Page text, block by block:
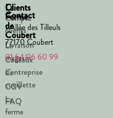
La
Ferme
de
Coubert
Le
magasin
La
cueillette
La
ferme
Clients
Compte
clients
Livraison
Cadeaux
d’entreprise
CGV
FAQ
Contact
1 Allée des Tilleuls
77170 Coubert
01 64 06 60 99